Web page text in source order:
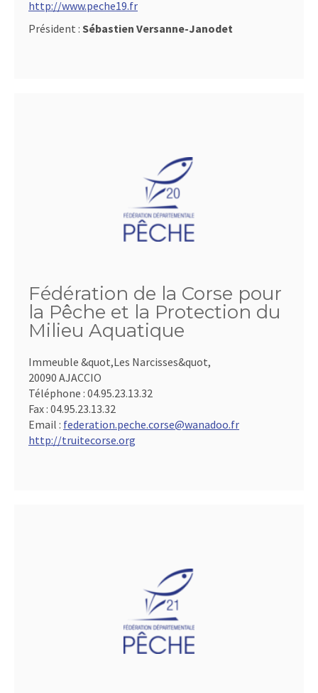
http://www.peche19.fr
Président : Sébastien Versanne-Janodet
Fédération de la Corse pour
la Pêche et la Protection du
Milieu Aquatique
Immeuble &quot,Les Narcisses&quot,
20090 AJACCIO
Téléphone : 04.95.23.13.32
Fax : 04.95.23.13.32
Email : federation.peche.corse@wanadoo.fr
http://truitecorse.org